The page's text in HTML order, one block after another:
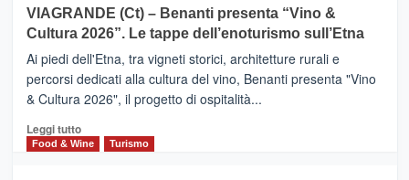
Anche
la
Alcantara
nei
primi
nella
classifica
IL
SAN
DOMENICO
PALACE
TAORMINA,
UN
HOTEL
FOUR
VIAGRANDE (Ct) – Benanti presenta “Vino &
Cultura 2026”. Le tappe dell’enoturismo sull’Etna
Ai piedi dell'Etna, tra vigneti storici, architetture rurali e
percorsi dedicati alla cultura del vino, Benanti presenta "Vino
& Cultura 2026", il progetto di ospitalità...
Leggi tuttoLeggi
di
Food & Wine Turismo